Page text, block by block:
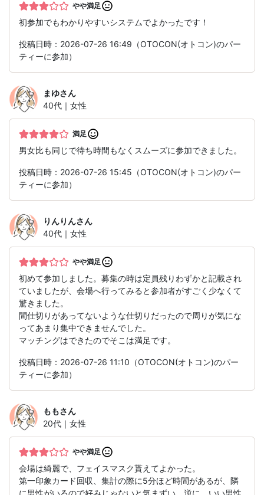
やや満足
初参加でもわかりやすいシステムでよかったです！
投稿日時：2026-07-26 16:49（OTOCON(オトコン)のパー
ティーに参加）
まゆさん
40代｜女性
満足
男女比も同じで待ち時間もなくスムーズに参加できました。
投稿日時：2026-07-26 15:45（OTOCON(オトコン)のパー
ティーに参加）
りんりんさん
40代｜女性
やや満足
初めて参加しました。募集の時は定員残りわずかと記載され
ていましたが、会場へ行ってみると参加者がすごく少なくて
驚きました。
間仕切りがあってないような仕切りだったので周りが気にな
ってあまり集中できませんでした。
マッチングはできたのでそこは満足です。
投稿日時：2026-07-26 11:10（OTOCON(オトコン)のパー
ティーに参加）
ももさん
20代｜女性
やや満足
会場は綺麗で、フェイスマスク貰えてよかった。
第一印象カード回収、集計の際に5分ほど時間があるが、隣